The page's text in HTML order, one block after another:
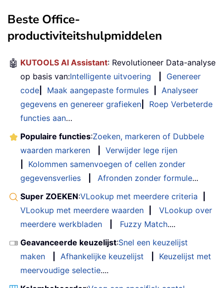
Beste Office-
productiviteitshulpmiddelen
🤖 KUTOOLS AI Assistant: Revolutioneer Data-analyse
op basis van:Intelligente uitvoering
Genereer
code
Maak aangepaste formules
Analyseer
gegevens en genereer grafieken
Roep Verbeterde
functies aan…
Populaire functies:Zoeken, markeren of Dubbele
waarden markeren
Verwijder lege rijen
Kolommen samenvoegen of cellen zonder
gegevensverlies
Afronden zonder formule...
Super ZOEKEN:VLookup met meerdere criteria
VLookup met meerdere waarden
VLookup over
meerdere werkbladen
Fuzzy Match....
Geavanceerde keuzelijst:Snel een keuzelijst
maken
Afhankelijke keuzelijst
Keuzelijst met
meervoudige selectie....